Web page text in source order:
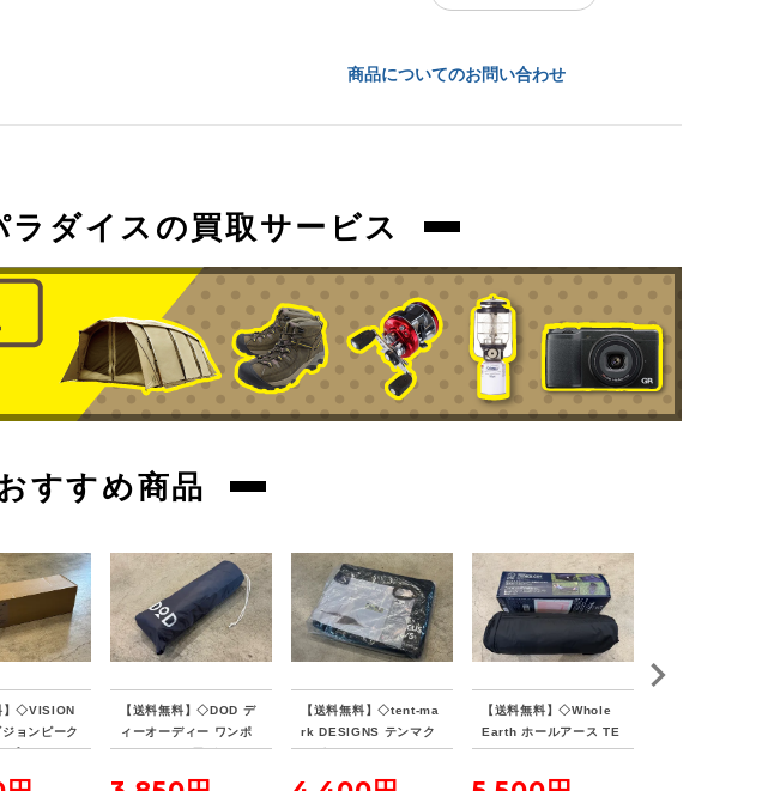
商品についてのお問い合わせ
ラダイスの買取サービス
すすめ商品
】◇VISION
ョンピーク
プレイス TC
【送料無料】◇DOD デ
ィーオーディー ワンポ
ールテントL用グランド
【送料無料】◇tent-ma
rk DESIGNS テンマク
デザイン サーカスイン
【送料無料】◇Whole
Earth ホールアース TE
NKU COT テンクウコッ